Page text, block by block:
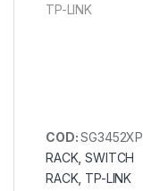
TP-LINK
COD:SG3452XP
RACK,SWITCH
RACK, TP-LINK